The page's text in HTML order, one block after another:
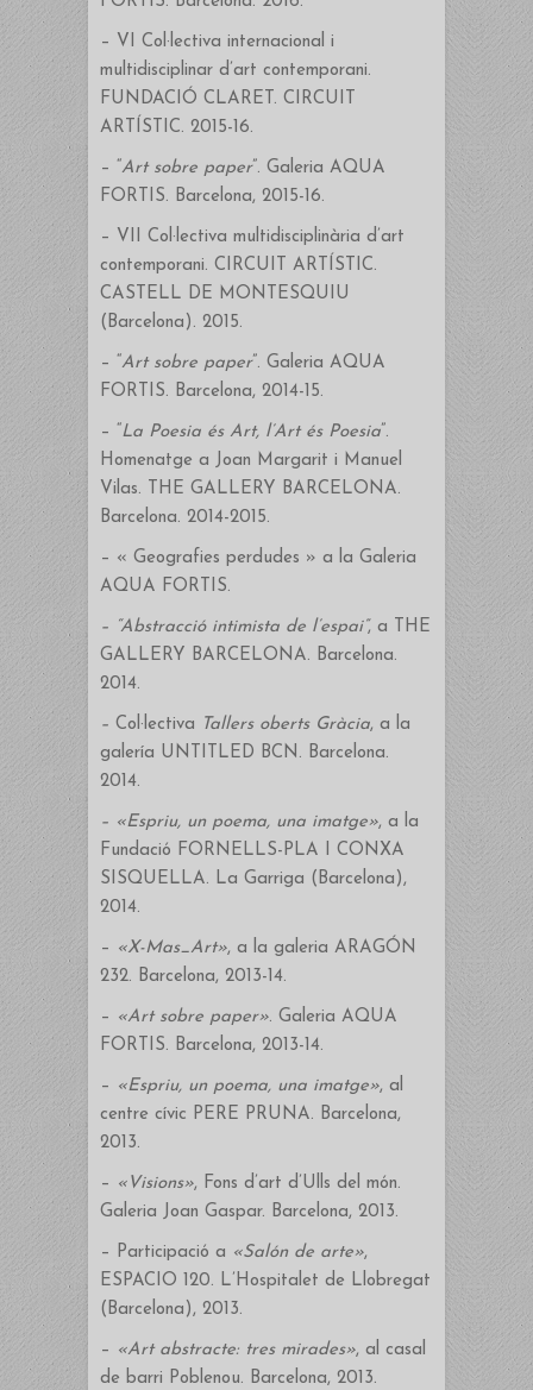
– VI Col·lectiva internacional i
multidisciplinar d’art contemporani.
FUNDACIÓ CLARET. CIRCUIT
ARTÍSTIC. 2015-16.
– “ Art sobre paper”. Galeria AQUA
FORTIS. Barcelona, 2015-16.
– VII Col·lectiva multidisciplinària d’art
contemporani. CIRCUIT ARTÍSTIC.
CASTELL DE MONTESQUIU
(Barcelona). 2015.
– “ Art sobre paper”. Galeria AQUA
FORTIS. Barcelona, 2014-15.
– “ La Poesia és Art, l’Art és Poesia ”.
Homenatge a Joan Margarit i Manuel
Vilas. THE GALLERY BARCELONA.
Barcelona. 2014-2015.
– « Geografies perdudes » a la Galeria
AQUA FORTIS.
– “Abstracció intimista de l’espai”, a THE
GALLERY BARCELONA. Barcelona.
2014.
– Col·lectiva Tallers oberts Gràcia, a la
galería UNTITLED BCN. Barcelona.
2014.
– «Espriu, un poema, una imatge», a la
Fundació FORNELLS-PLA I CONXA
SISQUELLA. La Garriga (Barcelona),
2014.
– «X-Mas_Art», a la galeria ARAGÓN
232. Barcelona, 2013-14.
– «Art sobre paper». Galeria AQUA
FORTIS. Barcelona, 2013-14.
– «Espriu, un poema, una imatge», al
centre cívic PERE PRUNA. Barcelona,
2013.
– «Visions», Fons d’art d’Ulls del món.
Galeria Joan Gaspar. Barcelona, 2013.
– Participació a «Salón de arte»,
ESPACIO 120. L’Hospitalet de Llobregat
(Barcelona), 2013.
– «Art abstracte: tres mirades», al casal
de barri Poblenou. Barcelona, 2013.